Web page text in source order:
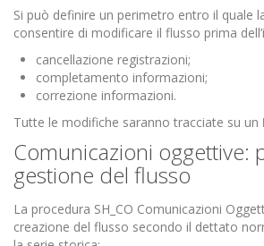
Si può definire un perimetro entro il quale
consentire di modificare il flusso prima
cancellazione registrazioni;
completamento informazioni;
correzione informazioni.
Tutte le modifiche saranno tracciate su un
Comunicazioni oggettive:
gestione del flusso
La procedura SH_CO Comunicazioni
creazione del flusso secondo il dettato